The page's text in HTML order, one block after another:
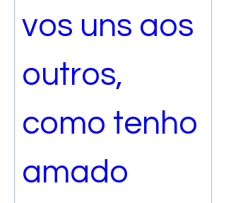
vos uns aos
outros,
como tenho
amado